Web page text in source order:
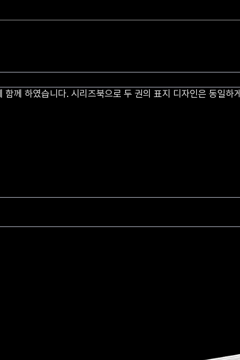
께 하였습니다. 시리즈북으로 두 권의 표지 디자인은 동일하